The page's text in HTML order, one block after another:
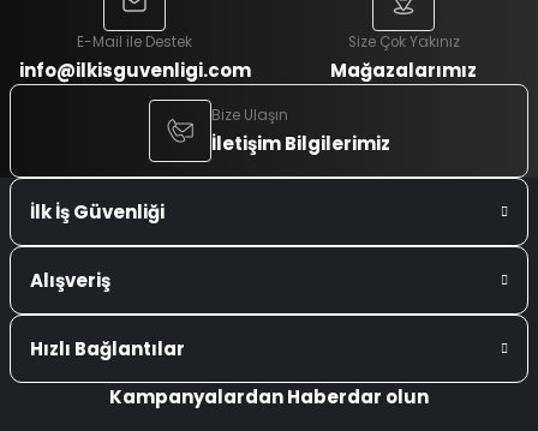
E-Mail ile Destek
info@ilkisguvenligi.com
Size Çok Yakınız
Mağazalarımız
Bize Ulaşın
İletişim Bilgilerimiz
İlk İş Güvenliği
Alışveriş
Hızlı Bağlantılar
Kampanyalardan Haberdar olun